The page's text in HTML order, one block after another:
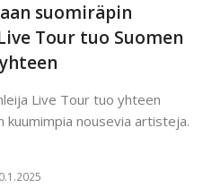
suomiräpin
Tour tuo Suomen
Live Tour tuo yhteen
kuumimpia nousevia artisteja.